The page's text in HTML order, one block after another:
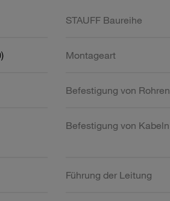
STAUFF Baureihe
Montageart
Befestigung von Rohren
Befestigung von Kabeln
Führung der Leitung